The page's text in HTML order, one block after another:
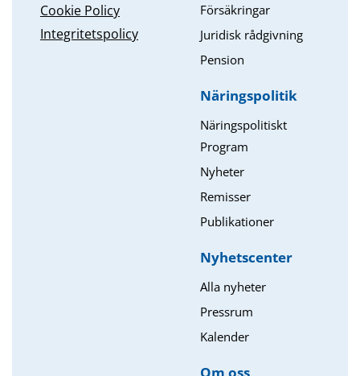
Cookie Policy
Integritetspolicy
Försäkringar
Juridisk rådgivning
Pension
Näringspolitik
Näringspolitiskt
Program
Nyheter
Remisser
Publikationer
Nyhetscenter
Alla nyheter
Pressrum
Kalender
Om oss​